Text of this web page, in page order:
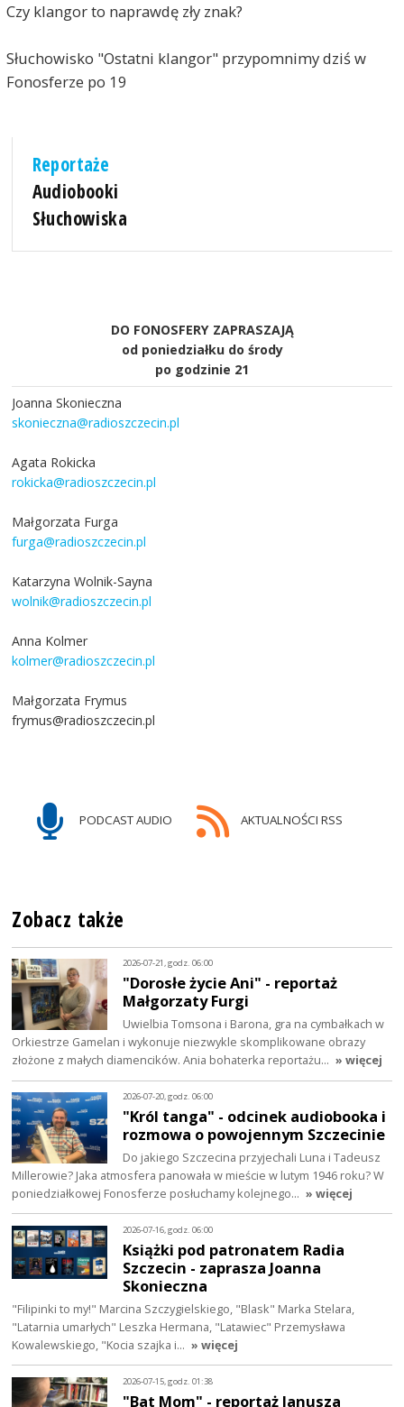
Czy klangor to naprawdę zły znak?
Słuchowisko "Ostatni klangor" przypomnimy dziś w
Fonosferze po 19
Reportaże
Audiobooki
Słuchowiska
DO FONOSFERY ZAPRASZAJĄ
od poniedziałku do środy
po godzinie 21
Joanna Skonieczna
skonieczna@radioszczecin.pl
Agata Rokicka
rokicka@radioszczecin.pl
Małgorzata Furga
furga@radioszczecin.pl
Katarzyna Wolnik-Sayna
wolnik@radioszczecin.pl
Anna Kolmer
kolmer@radioszczecin.pl
Małgorzata Frymus
frymus@radioszczecin.pl
PODCAST AUDIO AKTUALNOŚCI RSS
Zobacz także
2026-07-21, godz. 06:00
"Dorosłe życie Ani" - reportaż
Małgorzaty Furgi
Uwielbia Tomsona i Barona, gra na cymbałkach w
Orkiestrze Gamelan i wykonuje niezwykle skomplikowane obrazy
złożone z małych diamencików. Ania bohaterka reportażu… » więcej
2026-07-20, godz. 06:00
"Król tanga" - odcinek audiobooka i
rozmowa o powojennym Szczecinie
Do jakiego Szczecina przyjechali Luna i Tadeusz
Millerowie? Jaka atmosfera panowała w mieście w lutym 1946 roku? W
poniedziałkowej Fonosferze posłuchamy kolejnego… » więcej
2026-07-16, godz. 06:00
Książki pod patronatem Radia
Szczecin - zaprasza Joanna
Skonieczna
"Filipinki to my!" Marcina Szczygielskiego, "Blask" Marka Stelara,
"Latarnia umarłych" Leszka Hermana, "Latawiec" Przemysława
Kowalewskiego, "Kocia szajka i… » więcej
2026-07-15, godz. 01:38
"Bat Mom" - reportaż Janusza